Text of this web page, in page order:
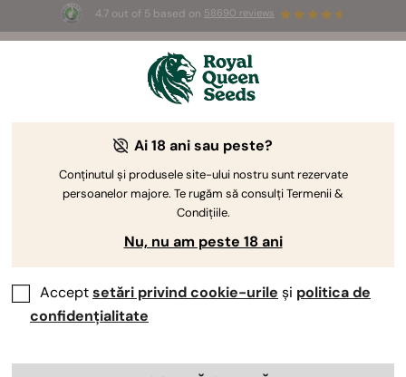
4.7 out of 5 based on 58690 reviews
3 semințe White Widow AutoGRATUITE pentru
Semințele Cookies
Cauți semințele de canabis Cookies preferate? Ei
bine, avem o mulțime de candidate din care să
alegi. Te vei bucura de gusturi zaharoase, de high-uri
euforice și de recolte pline de satisfacții.
Sortează după
Ai 18 ani sau peste?
Conținutul și produsele site-ului nostru sunt rezervate
persoanelor majore. Te rugăm să consulți Termenii &
Condițiile.
Nu, nu am peste 18 ani
Acceptsetări privind cookie-urile și politica de
confidențialitate